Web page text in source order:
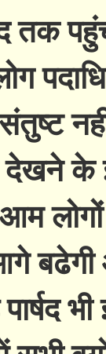
तक
संतुष्ट
देखने
पार्षद